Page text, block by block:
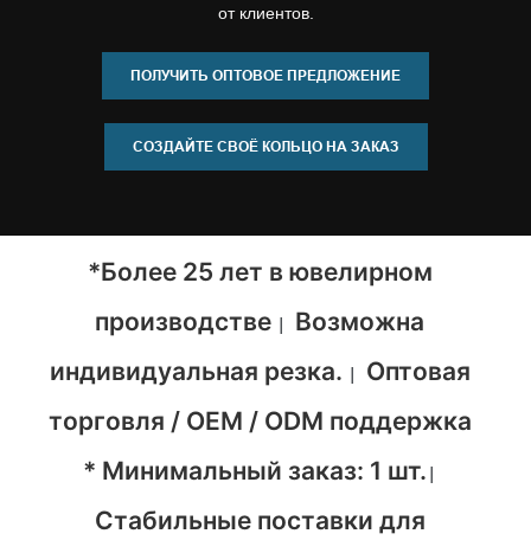
от клиентов.
ПОЛУЧИТЬ ОПТОВОЕ ПРЕДЛОЖЕНИЕ
СОЗДАЙТЕ СВОЁ КОЛЬЦО НА ЗАКАЗ
*Более 25 лет в ювелирном
производстве | Возможна
индивидуальная резка. | Оптовая
торговля / OEM / ODM поддержка
* Минимальный заказ: 1 шт. |
Стабильные поставки для